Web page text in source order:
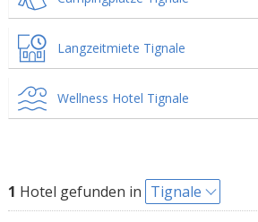
Langzeitmiete Tignale
Wellness Hotel Tignale
1 Hotel gefunden in Tignale